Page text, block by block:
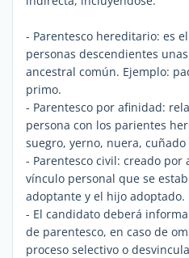
- Parentesco hereditario: es
personas descendientes
ancestral común. Ejemplo:
primo.
- Parentesco por afinidad:
persona con los parientes
suegro, yerno, nuera, cuñado
- Parentesco civil: creado por
vínculo personal que se
adoptante y el hijo adoptado.
- El candidato deberá
de parentesco, en caso de
proceso selectivo o